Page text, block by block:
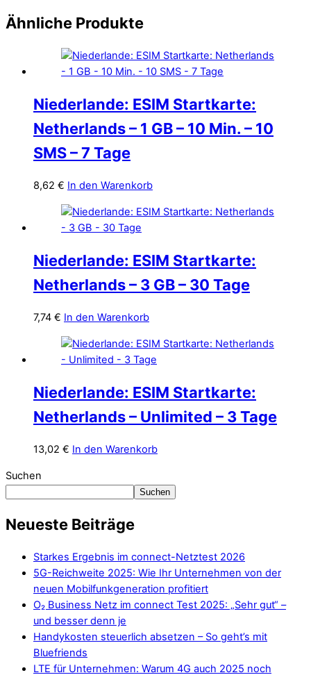
Ähnliche Produkte
Niederlande: ESIM Startkarte:
Netherlands – 1 GB – 10 Min. – 10
SMS – 7 Tage
8,62 € In den Warenkorb
Niederlande: ESIM Startkarte:
Netherlands – 3 GB – 30 Tage
7,74 € In den Warenkorb
Niederlande: ESIM Startkarte:
Netherlands – Unlimited – 3 Tage
13,02 € In den Warenkorb
Suchen
Suchen
Neueste Beiträge
Starkes Ergebnis im connect-Netztest 2026
5G-Reichweite 2025: Wie Ihr Unternehmen von der
neuen Mobilfunkgeneration profitiert
O₂ Business Netz im connect Test 2025: „Sehr gut“ –
und besser denn je
Handykosten steuerlich absetzen – So geht’s mit
Bluefriends
LTE für Unternehmen: Warum 4G auch 2025 noch